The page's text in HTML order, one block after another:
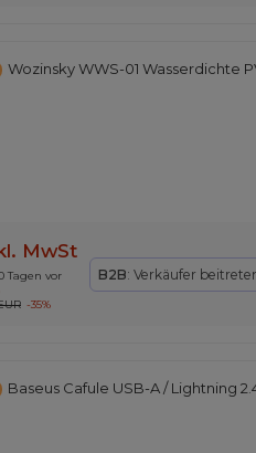
Wozinsky WWS-01 Wasserdichte
MwSt
Tagen vor
-35%
B2B: Verkäufer
Baseus Cafule USB-A / Lightning